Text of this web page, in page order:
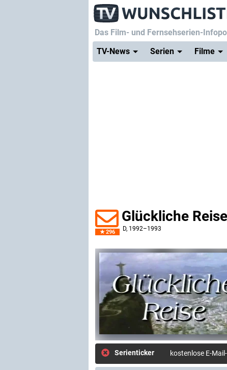
Das Film- und Fernsehserien-
TV-News
Serien Filme
296
Glückliche Reise
D, 1992–1993
Serienticker kostenlose E-